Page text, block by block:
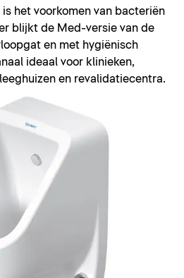
is het voorkomen van bacteriën
blijkt de Med-versie van de
en met hygiënisch
ideaal voor klinieken,
en revalidatiecentra.